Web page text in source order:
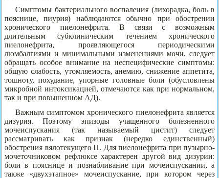
Симптомы бактериального воспаления (лихорадка, боль в
пояснице, пиурия) наблюдаются обычно при обострении
хронического пиелонефрита. В связи с возможным
длительным субклиническим течением хронического
пиелонефрита, проявляющегося периодическими
люмбалгиями и минимальными изменениями мочи, следует
обращать особое внимание на неспецифические симптомы:
общую слабость, утомляемость, анемию, снижение аппетита,
тошноту, похудание, упорные головные боли (обусловлены
микробной интоксикацией, отмечаются как при нормальном,
так и при повышенном АД).
Важным симптомом хронического пиелонефрита является
дизурия. Поэтому эпизоды учащенного болезненного
мочеиспускания (так называемый цистит) следует
рассматривать как признак (нередко единственный)
обострения вялотекущего П. Для пиелонефрита при пузырно-
мочеточниковом рефлюксе характерен другой вид дизурии:
боли в пояснице и познабливание при мочеиспускании, а
также «двухэтапное» мочеиспускание, при котором через